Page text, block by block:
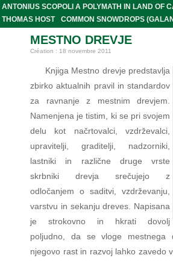
ANTONIUS SCOPOLI A POLYMATH IN LAND OF
THOMAS HOST
COMMON SNOWDROPS
MESTNO DREVJE
Création : 18 novembre 2011
Knjiga Mestno drevje predstavlja
zbirko aktualnih pravil in standardov
za ravnanje z mestnim drevjem.
Namenjena je tistim, ki se pri svojem
delu kot načrtovalci, vzdrževalci,
upravitelji, graditelji, nadzorniki,
lastniki in različne druge vrste
skrbniki drevja srečujejo z
odločanjem o saditvi, vzdrževanju,
varstvu in sekanju dreves. Napisana
je strokovno in hkrati dovolj
poljudno, da se vloge mestnega
njegovo rast in razvoj lahko zavedo